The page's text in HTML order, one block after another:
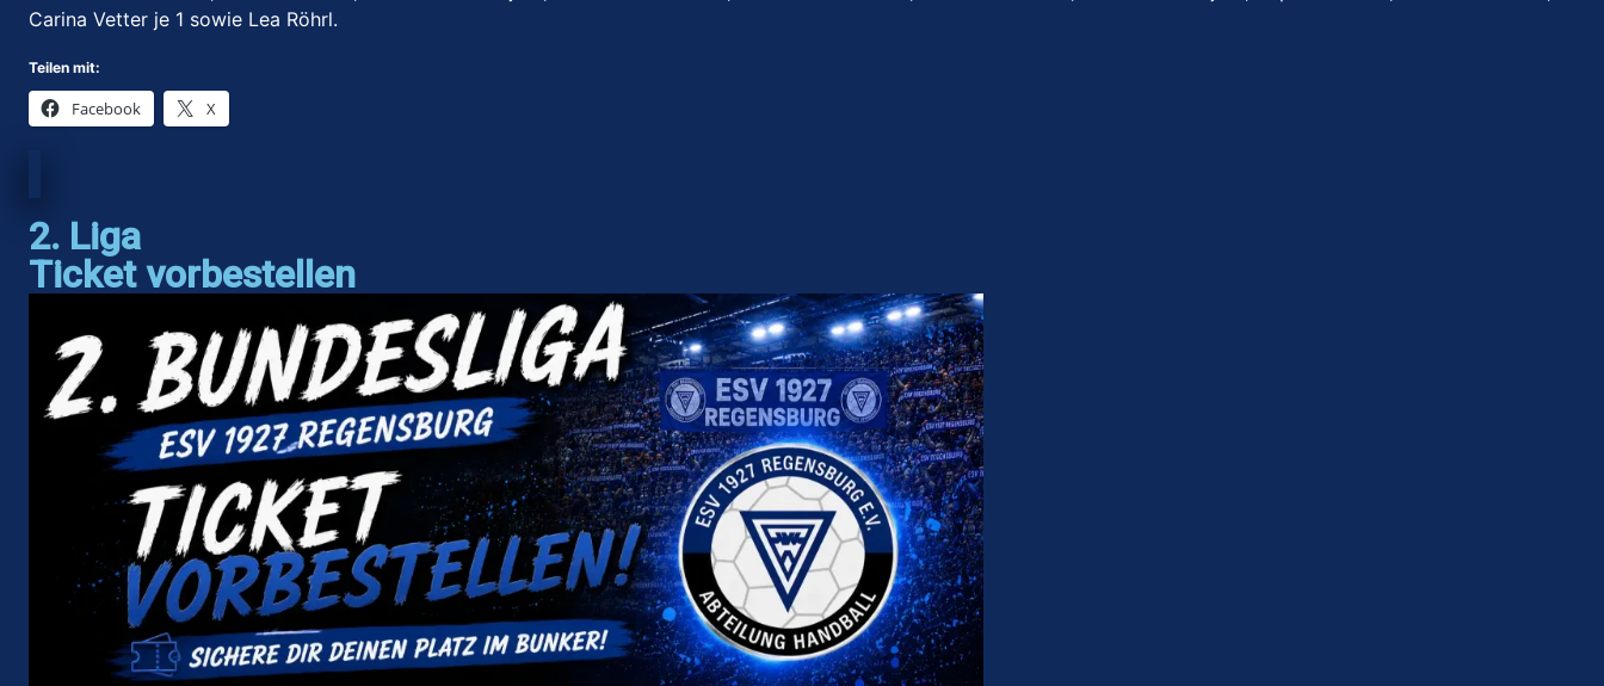
Carina Vetter je 1 sowie Lea Röhrl.
Teilen mit:
Facebook X
2. Liga
Ticket vorbestellen